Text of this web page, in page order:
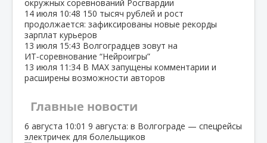
окружных соревнований Росгвардии
14 июля 10:48 150 тысяч рублей и рост
продолжается: зафиксированы новые рекорды
зарплат курьеров
13 июля 15:43 Волгоградцев зовут на
ИТ‑соревнование “Нейроигры”
13 июля 11:34 В МАХ запущены комментарии и
расширены возможности авторов
Главные новости
6 августа 10:01 9 августа: в Волгограде — спецрейсы
электричек для болельщиков